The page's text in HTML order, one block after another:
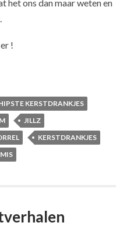
ons dan maar weten en
!
KERSTDRANKJES
JILLZ
KERSTDRANKJES